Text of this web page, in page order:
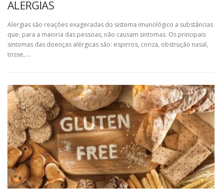
ALERGIAS
Alergias são reações exageradas do sistema imunológico a substâncias
que, para a maioria das pessoas, não causam sintomas. Os principais
sintomas das doenças alérgicas são: espirros, coriza, obstrução nasal,
tosse, …